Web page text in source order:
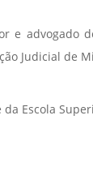
e advogado
Judicial de
Escola